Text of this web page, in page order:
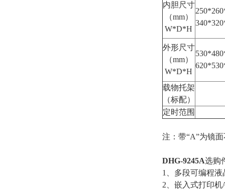
内胆尺寸
（mm）
W*D*H
外形尺寸
（mm）
W*D*H
载物托架
（标配）
定时范围
注：带“A”为镜
DHG-9245A选购
1、多段可编程
2、嵌入式打印机